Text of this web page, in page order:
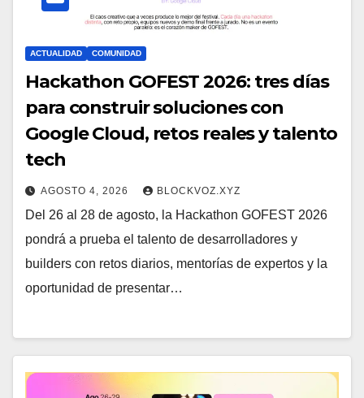
ACTUALIDAD COMUNIDAD
Hackathon GOFEST 2026: tres días
para construir soluciones con
Google Cloud, retos reales y talento
tech
AGOSTO 4, 2026 BLOCKVOZ.XYZ
Del 26 al 28 de agosto, la Hackathon GOFEST 2026
pondrá a prueba el talento de desarrolladores y
builders con retos diarios, mentorías de expertos y la
oportunidad de presentar…